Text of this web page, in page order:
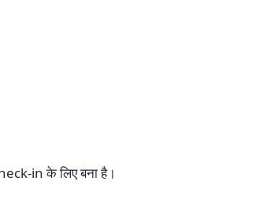
in के लिए बना है।